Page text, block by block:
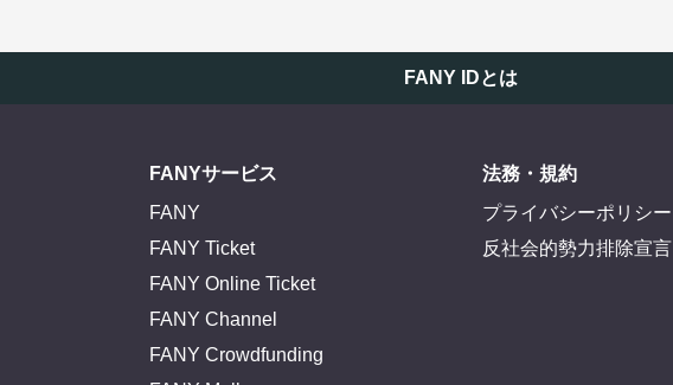
FANY IDとは
FANYサービス
FANY
FANY Ticket
FANY Online Ticket
FANY Channel
FANY Crowdfunding
法務・規約
プライバシーポリシー
反社会的勢力排除宣言